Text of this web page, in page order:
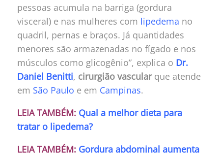
pessoas acumula na barriga (gordura
visceral) e nas mulheres com lipedema no
quadril, pernas e braços. Já quantidades
menores são armazenadas no fígado e nos
músculos como glicogênio”, explica o Dr.
Daniel Benitti, cirurgião vascularque atende
em São Paulo e em Campinas.
LEIA TAMBÉM: Qual a melhor dieta para
tratar o lipedema?
LEIA TAMBÉM: Gordura abdominal aumenta